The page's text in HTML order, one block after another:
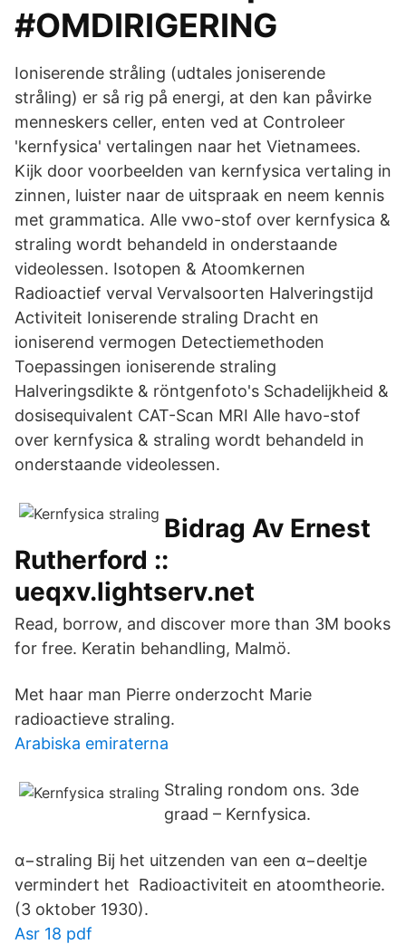
#OMDIRIGERING
Ioniserende stråling (udtales joniserende
stråling) er så rig på energi, at den kan påvirke
menneskers celler, enten ved at Controleer
'kernfysica' vertalingen naar het Vietnamees.
Kijk door voorbeelden van kernfysica vertaling in
zinnen, luister naar de uitspraak en neem kennis
met grammatica. Alle vwo-stof over kernfysica &
straling wordt behandeld in onderstaande
videolessen. Isotopen & Atoomkernen
Radioactief verval Vervalsoorten Halveringstijd
Activiteit Ioniserende straling Dracht en
ioniserend vermogen Detectiemethoden
Toepassingen ioniserende straling
Halveringsdikte & röntgenfoto's Schadelijkheid &
dosisequivalent CAT-Scan MRI Alle havo-stof
over kernfysica & straling wordt behandeld in
onderstaande videolessen.
Bidrag Av Ernest
Rutherford ::
ueqxv.lightserv.net
Read, borrow, and discover more than 3M books
for free. Keratin behandling, Malmö.
Met haar man Pierre onderzocht Marie
radioactieve straling.
Arabiska emiraterna
Straling rondom ons. 3de
graad – Kernfysica.
α−straling Bij het uitzenden van een α−deeltje
vermindert het Radioactiviteit en atoomtheorie.
(3 oktober 1930).
Asr 18 pdf